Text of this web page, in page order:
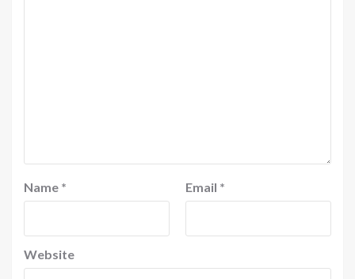
Name * Email *
Website